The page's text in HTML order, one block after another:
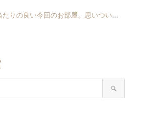
のは、太陽が燦々と降り注ぐ「水の都」ヴェネツィアでした。